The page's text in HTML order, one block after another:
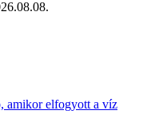
amikor elfogyott a víz